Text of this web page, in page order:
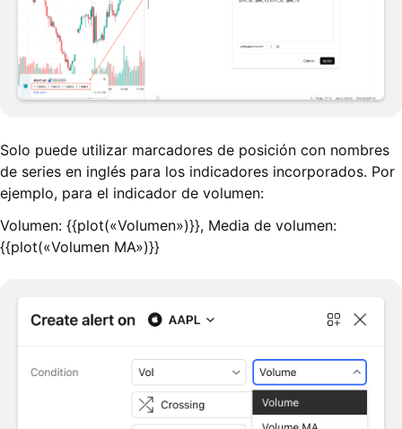
Solo puede utilizar marcadores de posición con nombres
de series en inglés para los indicadores incorporados. Por
ejemplo, para el indicador de volumen:
Volumen: {{plot(«Volumen»)}}, Media de volumen:
{{plot(«Volumen MA»)}}